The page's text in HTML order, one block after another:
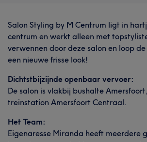
Salon Styling by M Centrum ligt in
centrum en werkt alleen met
verwennen door deze salon en loop
een nieuwe frisse look!
Dichtstbijzijnde openbaar vervoer:
De salon is vlakbij bushalte
treinstation Amersfoort Centraal.
Het Team:
Eigenaresse Miranda heeft meerdere